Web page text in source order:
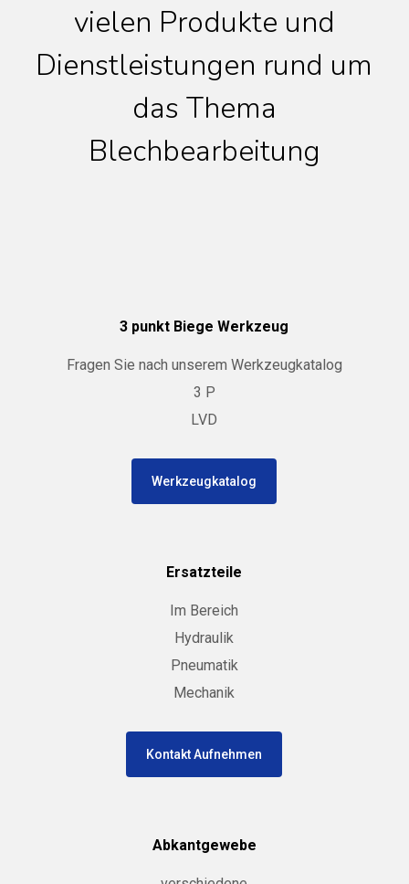
vielen Produkte und
Dienstleistungen rund um
das Thema
Blechbearbeitung
3 punkt Biege Werkzeug
Fragen Sie nach unserem Werkzeugkatalog
3 P
LVD
Werkzeugkatalog
Ersatzteile
Im Bereich
Hydraulik
Pneumatik
Mechanik
Kontakt Aufnehmen
Abkantgewebe